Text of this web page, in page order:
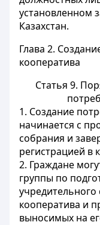
установленном
Казахстан.
Глава 2.
кооператива
Статья 9.
1. Создание
начинается с
собрания и
регистрацией в
2. Граждане
группы по
кооператива и
выносимых на